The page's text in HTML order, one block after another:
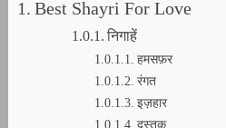
Best Shayri For Love
निगाहें
हमसफ़र
रंगत
इज़हार
दस्तक